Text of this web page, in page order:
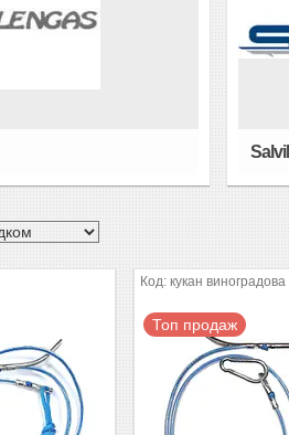
кукан виноградова
Топ продаж